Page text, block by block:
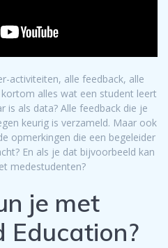
activiteiten, alle feedback, alle
alles wat een student leert
is als data? Alle feedback die je
keurig is verzameld. Maar ook
opmerkingen die een begeleider
En als je dat bijvoorbeeld kan
medestudenten?
je met
Education?